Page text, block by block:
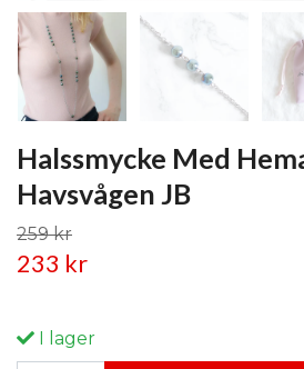
Halssmycke Med
Havsvågen JB
259 kr
233 kr
I lager